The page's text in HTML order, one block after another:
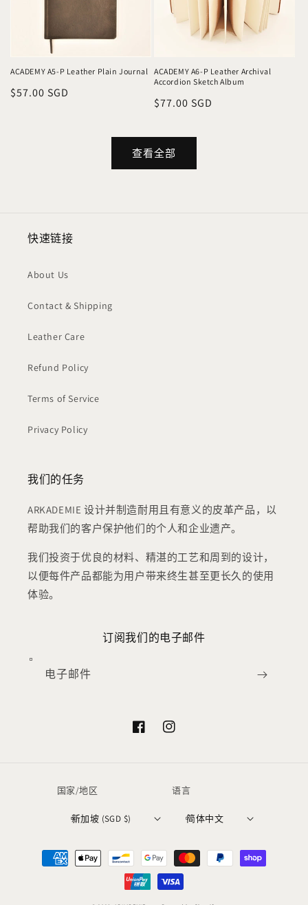
ACADEMY A5-P Leather Plain Journal
常
$57.00 SGD
ACADEMY A6-P Leather Archival
Accordion Sketch Album
常
价
格
$77.00 SGD
查看全部
快速链接
About Us
Contact & Shipping
Leather Care
Refund Policy
Terms of Service
Privacy Policy
我们的任务
ARKADEMIE 设计并制造耐用且有意义的皮革产品，以
帮助我们的客户保护他们的个人和企业遗产。
我们投资于优良的材料、精湛的工艺和周到的设计，
以便每件产品都能为用户带来终生甚至更长久的使用
体验。
订阅我们的电子邮件
电子邮件
FacebookInstagram
国家/地区
新加坡 (SGD $)
语言
简体中文